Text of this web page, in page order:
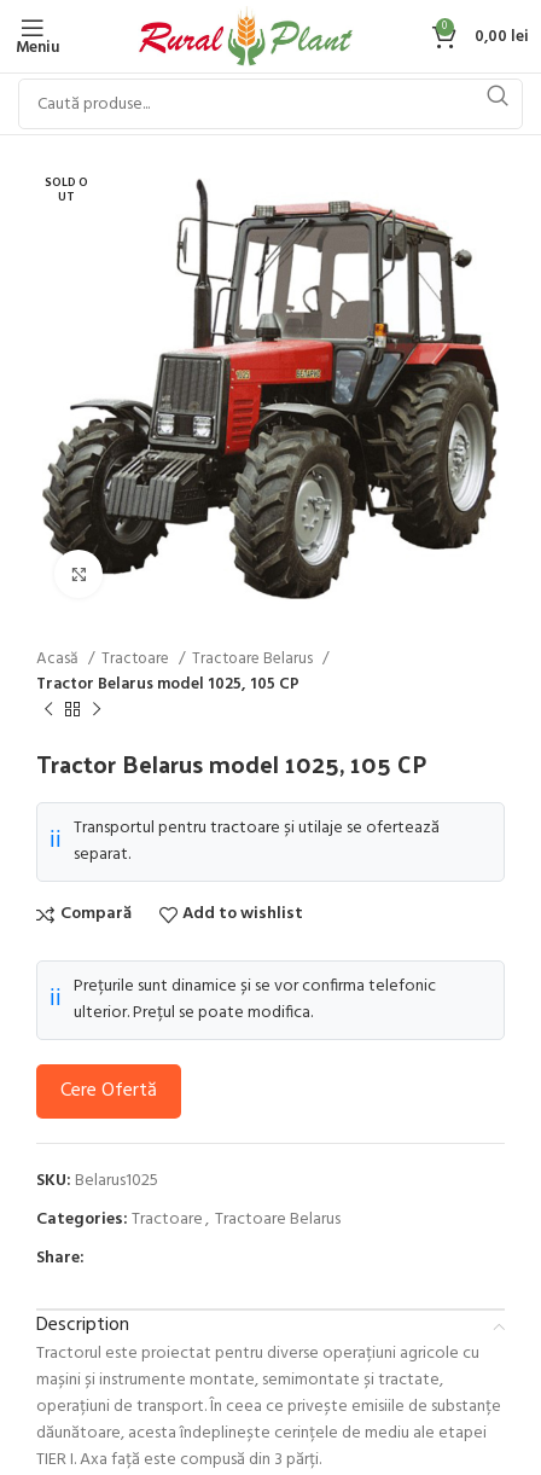
Meniu
0 0,00 lei
SOLD O
UT
Click to enlarge
Acasă Tractoare
Tractoare Belarus
Tractor Belarus model 1025, 105 CP
Tractor Belarus model 1025, 105 CP
ℹ️ Transportul pentru tractoare și utilaje se ofertează
separat.
Compară Add to wishlist
ℹ️ Prețurile sunt dinamice și se vor confirma telefonic
ulterior. Prețul se poate modifica.
Cere Ofertă
SKU: Belarus1025
Categories:Tractoare, Tractoare Belarus
Share:
Description
Tractorul este proiectat pentru diverse operațiuni agricole cu
mașini și instrumente montate, semimontate și tractate,
operațiuni de transport. În ceea ce privește emisiile de substanțe
dăunătoare, acesta îndeplinește cerințele de mediu ale etapei
TIER I. Axa față este compusă din 3 părți.